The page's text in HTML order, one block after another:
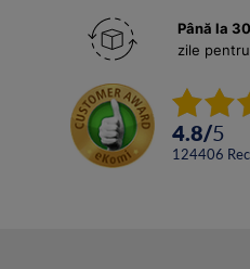
Până la 30
zile
4.8/5
124406